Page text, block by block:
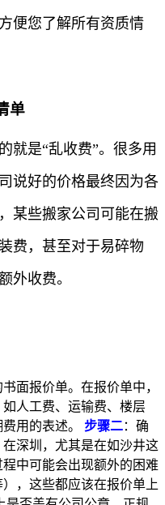
便您了解所有资质情
单
就是“乱收费”。很多用
说好的价格最终因为各
某些搬家公司可能在搬
费，甚至对于易碎物
外收费。
面报价单。在报价单中，
人工费、运输费、楼层
用的表述。 步骤二：确
深圳，尤其是在如沙井这
中可能会出现额外的困难
，这些都应该在报价单上